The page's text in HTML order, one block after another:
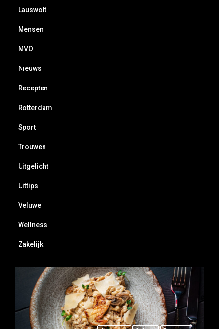
Lauswolt
Mensen
MVO
Nieuws
Recepten
Rotterdam
Sport
Trouwen
Uitgelicht
Uittips
Veluwe
Wellness
Zakelijk